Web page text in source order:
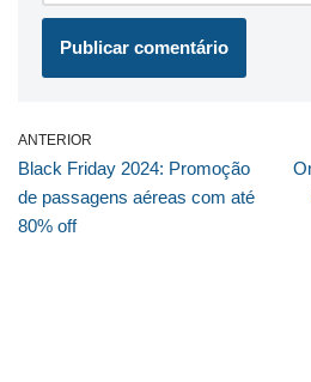
ANTERIOR
Black Friday 2024: Promoção
de passagens aéreas com até
80% off